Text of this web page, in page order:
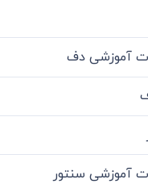
آموزشی دف
آموزشی سنتور